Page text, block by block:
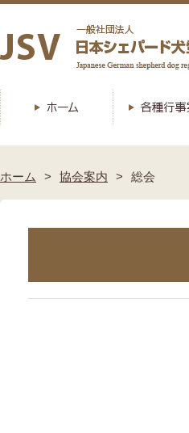
ホーム 協会案内 総会